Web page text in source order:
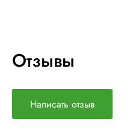
Отзывы
Написать отзыв